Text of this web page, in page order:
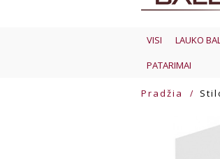
VISI LAUKO
PATARIMAI
Pradžia